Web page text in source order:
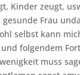
Kinder zeugt,
Frau
selbst kann
folgendem
muss